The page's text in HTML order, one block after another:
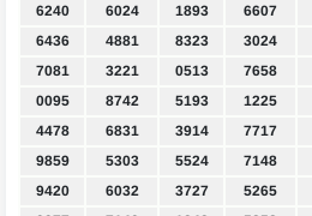
6240
6024 1893 6607
6436
4881 8323 3024
7081
3221 0513 7658
0095
8742 5193 1225
4478
6831 3914 7717
9859
5303 5524 7148
9420
6032 3727 5265